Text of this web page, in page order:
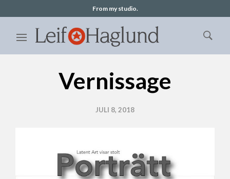
From my studio.
Vernissage
JULI 8, 2018